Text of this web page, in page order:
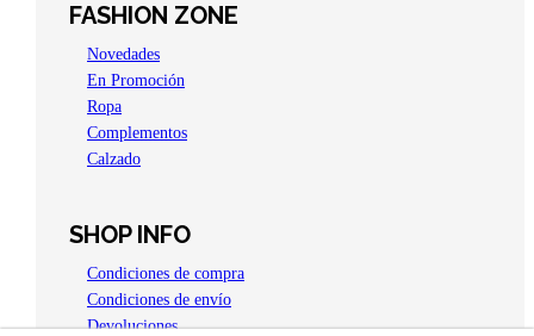
FASHION ZONE
Novedades
En Promoción
Ropa
Complementos
Calzado
SHOP INFO
Condiciones de compra
Condiciones de envío
Devoluciones